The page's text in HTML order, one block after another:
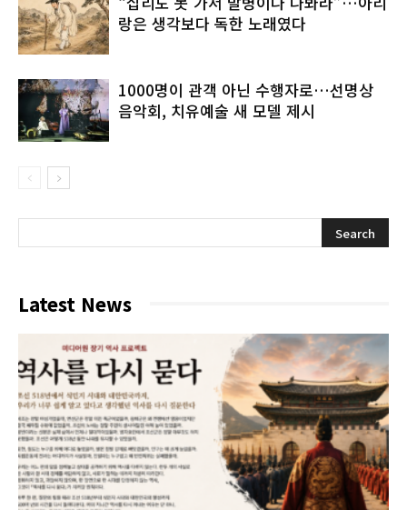
랑은 생각보다 독한 노래였다
1000명이 관객 아닌 수행자로…선명상
음악회, 치유예술 새 모델 제시
Latest News